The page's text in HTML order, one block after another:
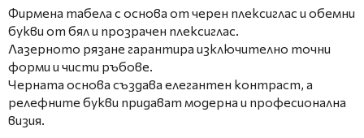
Фирмена табела с основа от черен плексиглас и обемни
букви от бял и прозрачен плексиглас.
Лазерното рязане гарантира изключително точни
форми и чисти ръбове.
Черната основа създава елегантен контраст, а
релефните букви придават модерна и професионална
визия.